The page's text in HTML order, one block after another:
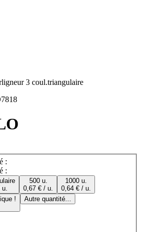
3 coul.triangulaire
:
:
u.
500 u.
0,67 € / u.
1000 u.
0,64 € / u.
!
Autre quantité...